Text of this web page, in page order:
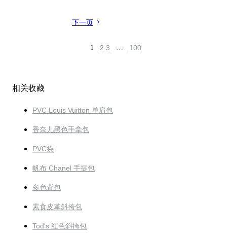
下一页
1 2 3 … 100
相关收藏
PVC Louis Vuitton 单肩包
香奈儿黑色手拿包
PVC袋
帆布 Chanel 手提包
多色背包
素食皮革斜挎包
Tod's 红色斜挎包